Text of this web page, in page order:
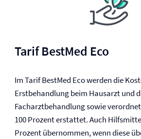
Tarif BestMed Eco
Im Tarif BestMed Eco werden die
Erstbehandlung beim Hausarzt und
Facharztbehandlung sowie
100 Prozent erstattet. Auch
Prozent übernommen, wenn diese